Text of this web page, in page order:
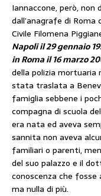
Iannaccone, però, non
dall’anagrafe di
Civile Filomena
Napoli il 29 gennaio
in Roma il 16 marzo
della polizia mortuaria
stata traslata a
famiglia sebbene i
compagna di scuola
era nata ed aveva
sannita non aveva
familiari o parenti,
del suo palazzo e il
conoscenza che
ma nulla di più.